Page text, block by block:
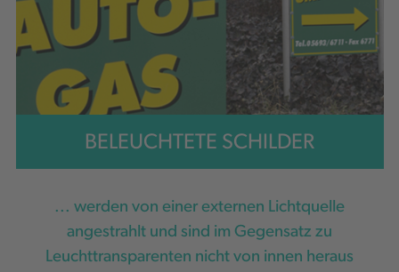
BELEUCHTETE SCHILDER
... werden von einer externen Lichtquelle
angestrahlt und sind im Gegensatz zu
Leuchttransparenten nicht von innen heraus